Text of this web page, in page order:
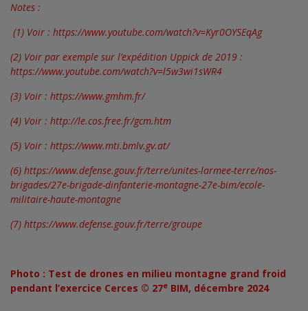
Notes :
(1) Voir : https://www.youtube.com/watch?v=Kyr0OYSEqAg
(2) Voir par exemple sur l’expédition Uppick de 2019 :
https://www.youtube.com/watch?v=l5w3wi1sWR4
(3) Voir : https://www.gmhm.fr/
(4) Voir : http://le.cos.free.fr/gcm.htm
(5) Voir : https://www.mti.bmlv.gv.at/
(6) https://www.defense.gouv.fr/terre/unites-larmee-terre/nos-
brigades/27e-brigade-dinfanterie-montagne-27e-bim/ecole-
militaire-haute-montagne
(7) https://www.defense.gouv.fr/terre/groupe
Photo : Test de drones en milieu montagne grand froid
pendant l’exercice Cerces © 27e BIM, décembre 2024